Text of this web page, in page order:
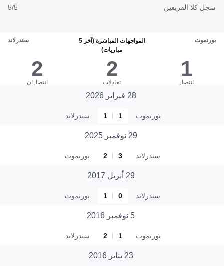
سجل كلا الفريقين
5/5
بورنموث
المواجهات المباشرة (آخر 5
مباريات)
سندرلاند
1
انتصار
2
تعادلات
2
انتصاران
28 فبراير 2026
بورنموث 1
1 سندرلاند
29 نوفمبر 2025
سندرلاند 3
2 بورنموث
29 أبريل 2017
سندرلاند 0
1 بورنموث
5 نوفمبر 2016
بورنموث 1
2 سندرلاند
23 يناير 2016